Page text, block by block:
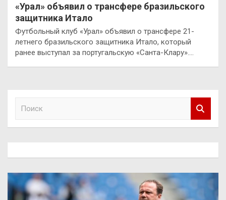
«Урал» объявил о трансфере бразильского
защитника Итало
Футбольный клуб «Урал» объявил о трансфере 21-
летнего бразильского защитника Итало, который
ранее выступал за португальскую «Санта-Клару».…